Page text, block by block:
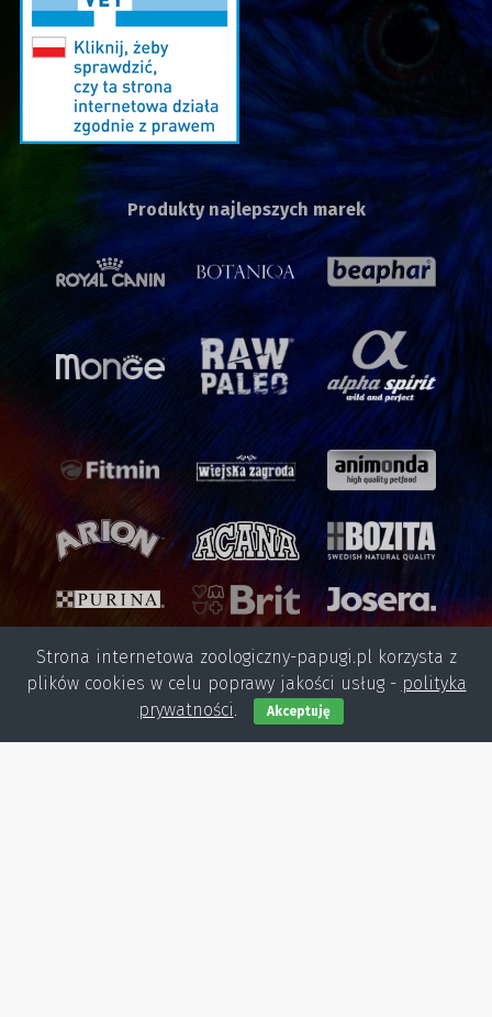
Produkty najlepszych marek
Strona internetowa zoologiczny-papugi.pl korzysta z
plików cookies w celu poprawy jakości usług - polityka
prywatności. Akceptuję